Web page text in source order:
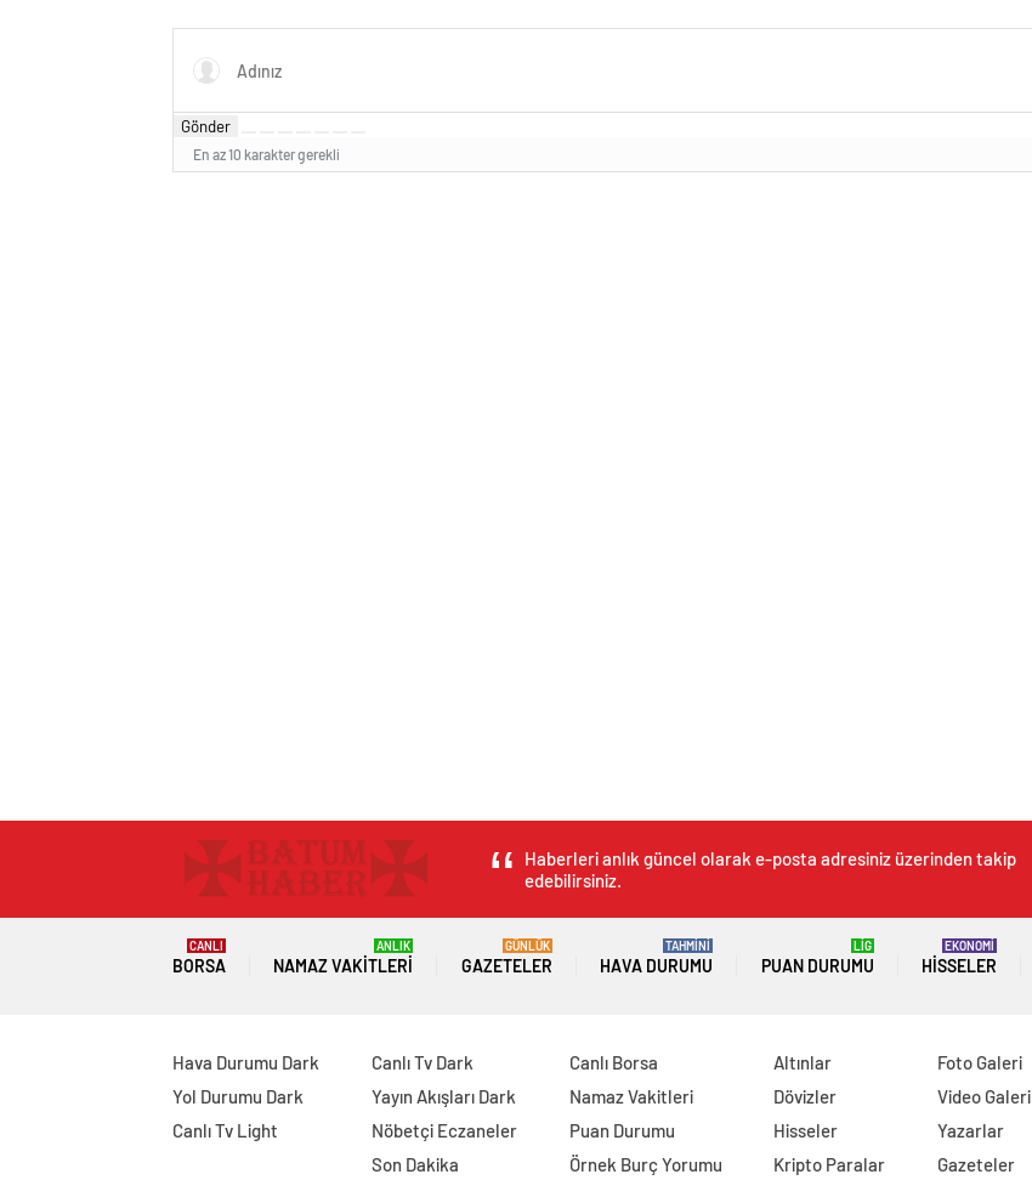
Gönder
En az 10 karakter gerekli
Haberleri anlık güncel olarak e-posta adresiniz üzerinden takip
edebilirsiniz.
BORSA
CANLI
NAMAZ VAKITLERI
ANLIK
GAZETELER
GÜNLÜK
HAVA DURUMU
TAHMİNİ
PUAN DURUMU
LİG
HISSELER
EKONOMİ
Hava Durumu Dark
Yol Durumu Dark
Canlı Tv Light
Canlı Tv Dark
Yayın Akışları Dark
Nöbetçi Eczaneler
Son Dakika
Canlı Borsa
Namaz Vakitleri
Puan Durumu
Örnek Burç Yorumu
Altınlar
Dövizler
Hisseler
Kripto Paralar
Foto Galeri
Video Galeri
Yazarlar
Gazeteler